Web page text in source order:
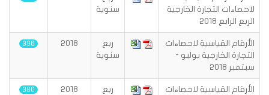
لاحصاءات التجارة الخارجية
الربع الرابع 2018
سنوية
الأرقام القياسية لاحصاءات
التجارة الخارجية يوليو -
سبتمبر 2018
ربع
سنوية
2018
396
الأرقام القياسية لاحصاءات
ربع
2018
380